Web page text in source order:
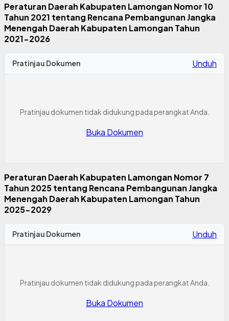
Peraturan Daerah Kabupaten Lamongan Nomor 10
Tahun 2021 tentang Rencana Pembangunan Jangka
Menengah Daerah Kabupaten Lamongan Tahun
2021-2026
Pratinjau Dokumen Unduh
Pratinjau dokumen tidak didukung pada perangkat Anda.
Buka Dokumen
Peraturan Daerah Kabupaten Lamongan Nomor 7
Tahun 2025 tentang Rencana Pembangunan Jangka
Menengah Daerah Kabupaten Lamongan Tahun
2025-2029
Pratinjau Dokumen Unduh
Pratinjau dokumen tidak didukung pada perangkat Anda.
Buka Dokumen